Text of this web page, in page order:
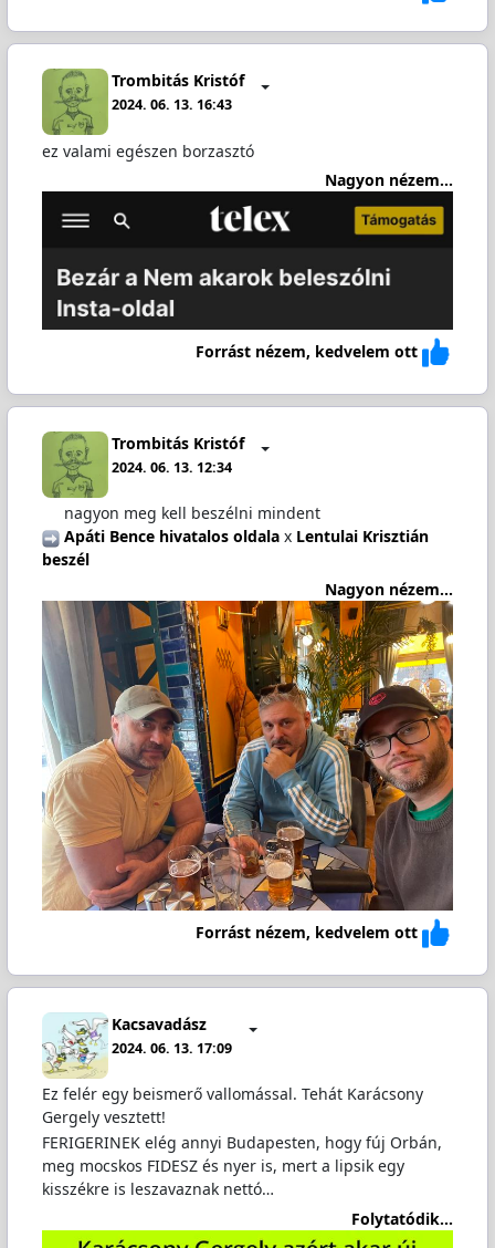
Trombitás Kristóf
2024. 06. 13. 16:43
ez valami egészen borzasztó
Nagyon nézem...
Forrást nézem, kedvelem ott
Trombitás Kristóf
2024. 06. 13. 12:34
nagyon meg kell beszélni mindent
️ Apáti Bence hivatalos oldalax Lentulai Krisztián
beszél
Nagyon nézem...
Forrást nézem, kedvelem ott
Kacsavadász
2024. 06. 13. 17:09
Ez felér egy beismerő vallomással. Tehát Karácsony
Gergely vesztett!
FERIGERINEK elég annyi Budapesten, hogy fúj Orbán,
meg mocskos FIDESZ és nyer is, mert a lipsik egy
kisszékre is leszavaznak nettó…
Folytatódik...